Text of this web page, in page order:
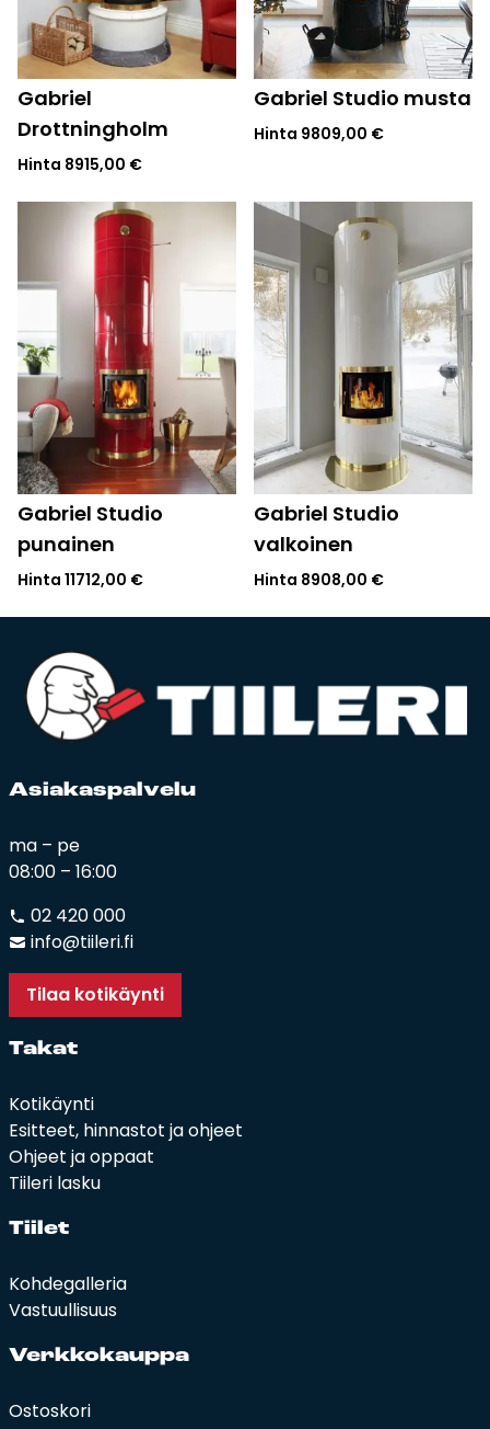
Gabriel
Drottningholm
Hinta 8915,00 €
Gabriel Studio musta
Hinta 9809,00 €
Gabriel Studio
punainen
Hinta 11712,00 €
Gabriel Studio
valkoinen
Hinta 8908,00 €
Asia­kas­pal­ve­lu
ma – pe
08:00 – 16:00
02 420 000
info@tiileri.fi
Tilaa kotikäynti
Ta­kat
Kotikäynti
Esitteet, hinnastot ja ohjeet
Ohjeet ja oppaat
Tiileri lasku
Tii­let
Kohdegalleria
Vastuullisuus
Verk­ko­kaup­pa
Ostoskori